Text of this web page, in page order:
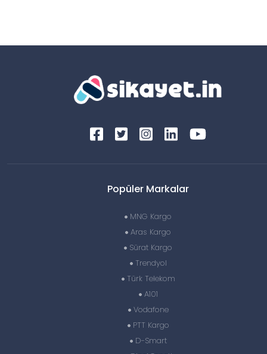
Popüler Markalar
MNG Kargo
Aras Kargo
Sürat Kargo
Trendyol
Türk Telekom
A101
Vodafone
PTT Kargo
D-Smart